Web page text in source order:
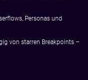
Personas und
von starren Breakpoints –